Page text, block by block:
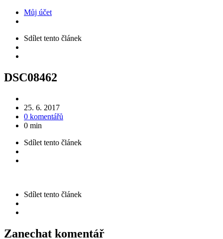
Můj účet
Sdílet tento článek
DSC08462
25. 6. 2017
0 komentářů
0 min
Sdílet tento článek
Sdílet tento článek
Zanechat komentář